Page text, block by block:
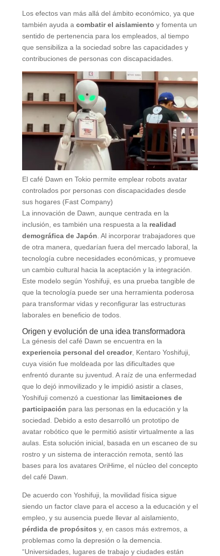
Los efectos van más allá del ámbito económico, ya que
también ayuda a combatir el aislamiento y fomenta un
sentido de pertenencia para los empleados, al tiempo
que sensibiliza a la sociedad sobre las capacidades y
contribuciones de personas con discapacidades.
El café Dawn en Tokio permite emplear robots avatar
controlados por personas con discapacidades desde
sus hogares (Fast Company)
La innovación de Dawn, aunque centrada en la
inclusión, es también una respuesta a la realidad
demográfica de Japón. Al incorporar trabajadores que
de otra manera, quedarían fuera del mercado laboral, la
tecnología cubre necesidades económicas, y promueve
un cambio cultural hacia la aceptación y la integración.
Este modelo según Yoshifuji, es una prueba tangible de
que la tecnología puede ser una herramienta poderosa
para transformar vidas y reconfigurar las estructuras
laborales en beneficio de todos.
Origen y evolución de una idea transformadora
La génesis del café Dawn se encuentra en la
experiencia personal del creador, Kentaro Yoshifuji,
cuya visión fue moldeada por las dificultades que
enfrentó durante su juventud. A raíz de una enfermedad
que lo dejó inmovilizado y le impidió asistir a clases,
Yoshifuji comenzó a cuestionar las limitaciones de
participación para las personas en la educación y la
sociedad. Debido a esto desarrolló un prototipo de
avatar robótico que le permitió asistir virtualmente a las
aulas. Esta solución inicial, basada en un escaneo de su
rostro y un sistema de interacción remota, sentó las
bases para los avatares OriHime, el núcleo del concepto
del café Dawn.
De acuerdo con Yoshifuji, la movilidad física sigue
siendo un factor clave para el acceso a la educación y el
empleo, y su ausencia puede llevar al aislamiento,
pérdida de propósitos y, en casos más extremos, a
problemas como la depresión o la demencia.
“Universidades, lugares de trabajo y ciudades están